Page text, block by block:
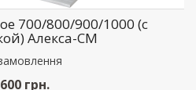
700/800/900/1000 (с
Алекса-СМ
грн.